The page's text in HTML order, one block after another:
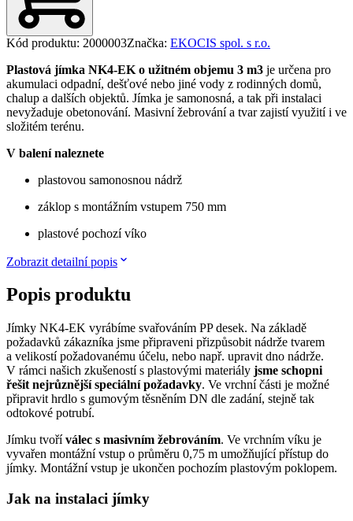
Kód produktu: 2000003Značka: EKOCIS spol. s r.o.
Plastová jímka NK4-EK o užitném objemu 3 m3 je určena pro
akumulaci odpadní, dešťové nebo jiné vody z rodinných domů,
chalup a dalších objektů. Jímka je samonosná, a tak při instalaci
nevyžaduje obetonování. Masivní žebrování a tvar zajistí využití i ve
složitém terénu.
V balení naleznete
plastovou samonosnou nádrž
záklop s montážním vstupem 750 mm
plastové pochozí víko
Zobrazit detailní popis
Popis produktu
Jímky NK4-EK vyrábíme svařováním PP desek. Na základě
požadavků zákazníka jsme připraveni přizpůsobit nádrže tvarem
a velikostí požadovanému účelu, nebo např. upravit dno nádrže.
V rámci našich zkušeností s plastovými materiály jsme schopni
řešit nejrůznější speciální požadavky. Ve vrchní části je možné
připravit hrdlo s gumovým těsněním DN dle zadání, stejně tak
odtokové potrubí.
Jímku tvoříválec s masivním žebrováním. Ve vrchním víku je
vyvařen montážní vstup o průměru 0,75 m umožňující přístup do
jímky. Montážní vstup je ukončen pochozím plastovým poklopem.
Jak na instalaci jímky